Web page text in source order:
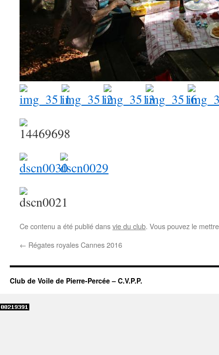
Ce contenu a été publié dansvie du club. Vous pouvez le
← Régates royales Cannes 2016
Club de Voile de Pierre-Percée – C.V.P.P.